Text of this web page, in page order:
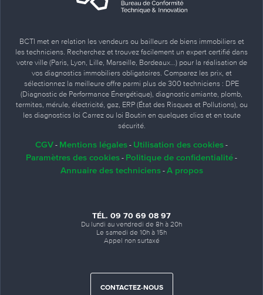
BCTI met en relation les vendeurs ou bailleurs de biens immobiliers et
les techniciens. Recherchez et trouvez facilement un expert certifié dans
votre ville (Paris, Lyon, Lille, Marseille, Bordeaux…) pour la réalisation de
vos diagnostics immobiliers obligatoires. Comparez les prix, et
sélectionnez la meilleure offre parmi plus de 300 techniciens : DPE
(Diagnostic de Performance Énergétique), diagnostic amiante, plomb,
termites, mérule, électricité, gaz, ERP (État des Risques et Pollutions), ou
les diagnostics loi Carrez ou loi Boutin en quelques clics et en toute
sécurité.
CGV - Mentions légales - Utilisation des cookies -
Paramètres des cookies - Politique de confidentialité -
Annuaire des techniciens- A propos
TÉL. 09 70 69 08 97
Du lundi au vendredi de 8h à 20h
Le samedi de 10h à 15h
Appel non surtaxé
CONTACTEZ-NOUS